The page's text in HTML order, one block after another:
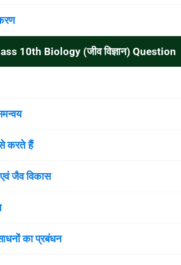
10th Biology (जीव विज्ञान) Question
करते हैं
जैव विकास
का प्रबंधन